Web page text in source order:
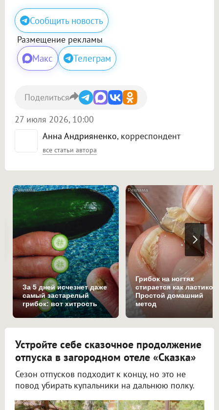
Сообщить новость
Размещение рекламы
Макс Телеграм
Анна Андрияненко, корреспондент
все статьи автора
27 июля 2026, 10:00
Поделиться
i
За 5 дней исчезнет даже
самый застарелый
грибок: вот хитрость
Грибок на ногтях
стирается как
Простой домашний
метод
Устройте себе сказочное продолжение
отпуска в загородном отеле «Сказка»
Сезон отпусков подходит к концу, но это не
повод убирать купальники на дальнюю полку.